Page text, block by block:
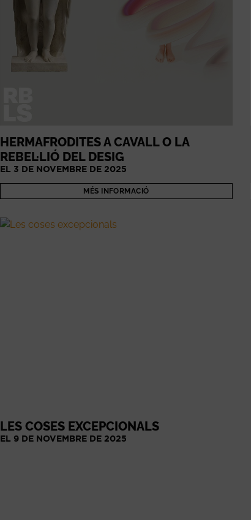
HERMAFRODITES A CAVALL O LA
REBEL·LIÓ DEL DESIG
EL 3 DE NOVEMBRE DE 2025
MÉS INFORMACIÓ
LES COSES EXCEPCIONALS
EL 9 DE NOVEMBRE DE 2025